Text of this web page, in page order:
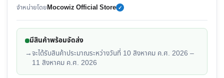
จำหน่ายโดยMocowiz Official Store ✓
มีสินค้าพร้อมจัดส่ง
→จะได้รับสินค้าประมาณระหว่างวันที่ 10 สิงหาคม ค.ศ. 2026 –
11 สิงหาคม ค.ศ. 2026